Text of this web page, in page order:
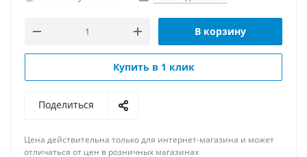
В корзину
Купить в 1 клик
Поделиться
Цена действительна только для интернет-магазина и может
отличаться от цен в розничных магазинах